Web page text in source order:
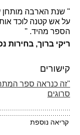
" שנת הארבה מותחן
על אש קטנה לוכד
הספר מהיד. "
ריקי ברוך, בחירות
קישורים
"זה כנראה ספר
סרוגים
קריאה נוספת